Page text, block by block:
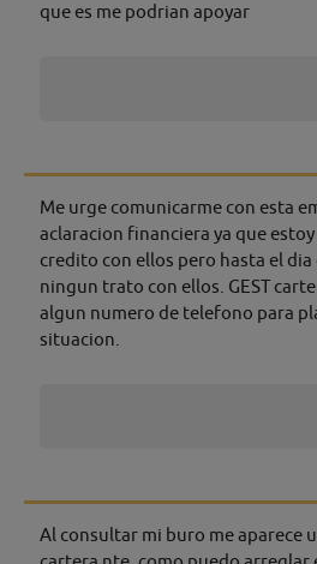
que es me podrian apoyar
Me urge comunicarme con esta
aclaracion financiera ya que
credito con ellos pero hasta el
ningun trato con ellos. GEST
algun numero de telefono para
situacion.
Al consultar mi buro me aparece